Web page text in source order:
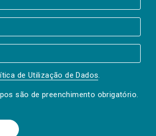
de Utilização de Dados.
são de preenchimento obrigatório.